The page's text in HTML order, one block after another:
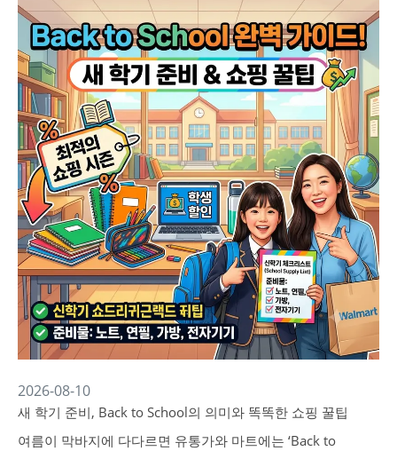
2026-08-10
새 학기 준비, Back to School의 의미와 똑똑한 쇼핑 꿀팁
여름이 막바지에 다다르면 유통가와 마트에는 ‘Back to